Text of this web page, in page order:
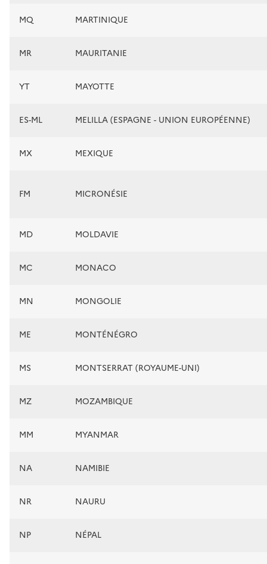
MQ MARTINIQUE
MR MAURITANIE
YT MAYOTTE
ES-ML MELILLA (ESPAGNE - UNION EUROPÉENNE)
MX MEXIQUE
FM MICRONÉSIE
MD MOLDAVIE
MC MONACO
MN MONGOLIE
ME MONTÉNÉGRO
MS MONTSERRAT (ROYAUME-UNI)
MZ MOZAMBIQUE
MM MYANMAR
NA NAMIBIE
NR NAURU
NP NÉPAL